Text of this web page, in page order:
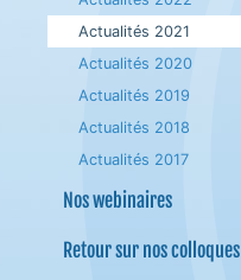
Actualités 2021
Actualités 2020
Actualités 2019
Actualités 2018
Actualités 2017
Nos webinaires
Retour sur nos colloques